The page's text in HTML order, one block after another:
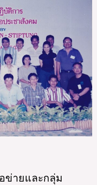
ข่ายและกลุ่ม